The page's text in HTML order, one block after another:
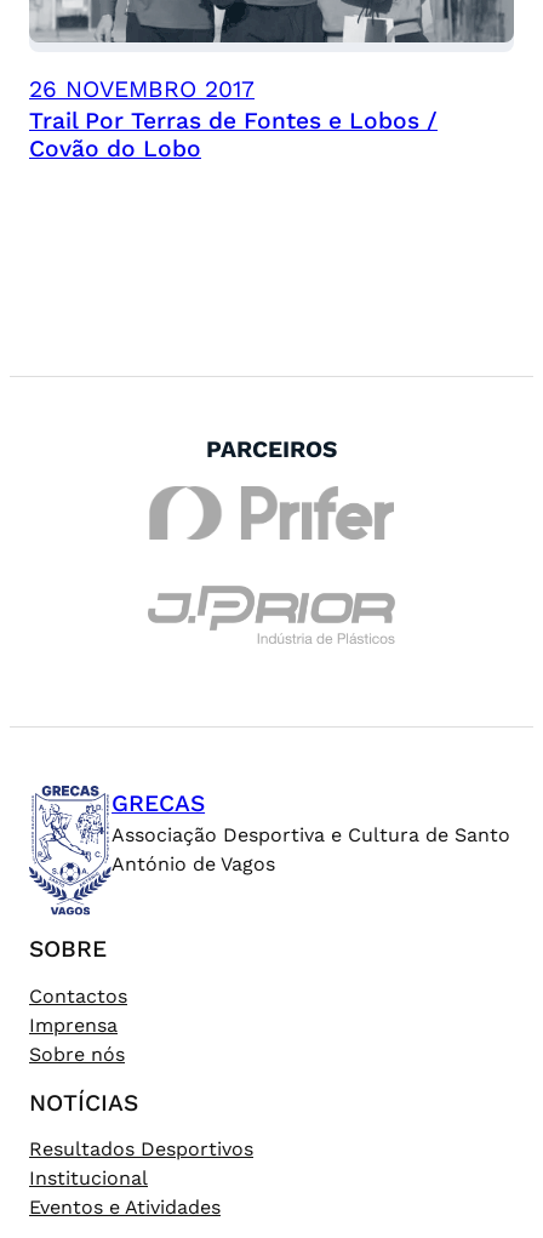
26 NOVEMBRO 2017
Trail Por Terras de Fontes e Lobos /
Covão do Lobo
PARCEIROS
GRECAS
Associação Desportiva e Cultura de Santo
António de Vagos
SOBRE
Contactos
Imprensa
Sobre nós
NOTÍCIAS
Resultados Desportivos
Institucional
Eventos e Atividades